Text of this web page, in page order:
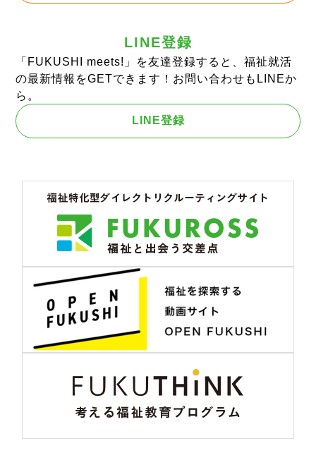
ン
LINE登録
「FUKUSHI meets!」を友達登録すると、福祉就活
の最新情報をGETできます！お問い合わせもLINEか
ら。
LINE登録